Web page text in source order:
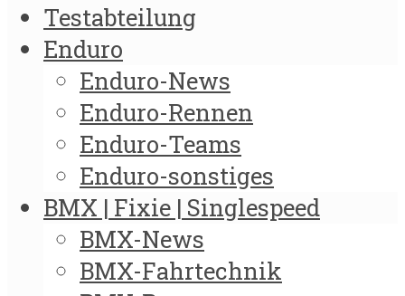
Testabteilung
Enduro
Enduro-News
Enduro-Rennen
Enduro-Teams
Enduro-sonstiges
BMX | Fixie | Singlespeed
BMX-News
BMX-Fahrtechnik